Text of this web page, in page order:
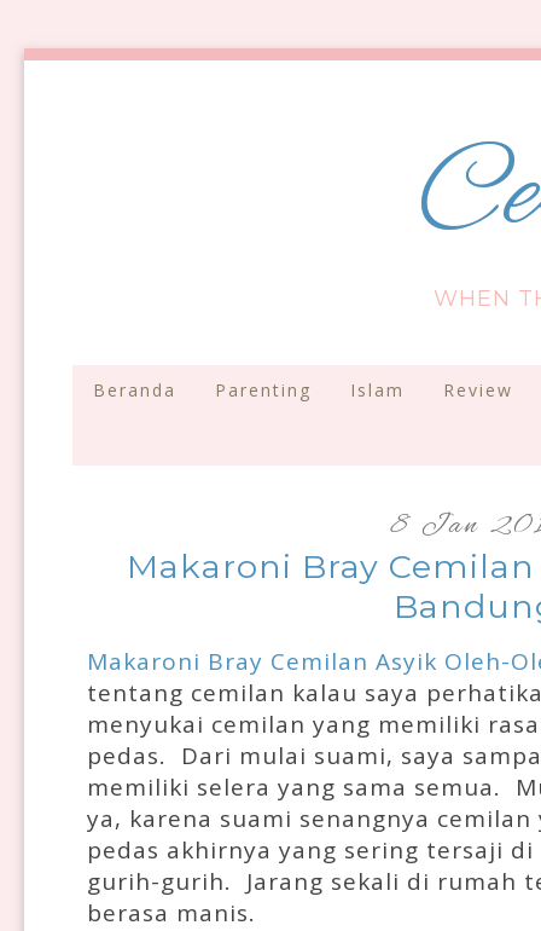
WHEN
Beranda Parenting Islam Review
8 Jan
Makaroni Bray
Makaroni Bray Cemilan Asyik Oleh-
tentang cemilan kalau saya
menyukai cemilan yang memiliki
pedas. Dari mulai suami, saya
memiliki selera yang sama semua.
ya, karena suami senangnya
pedas akhirnya yang sering tersaji
gurih-gurih. Jarang sekali di rumah
berasa manis.